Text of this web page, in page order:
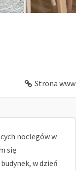
Strona www
noclegów w
się
w dzień